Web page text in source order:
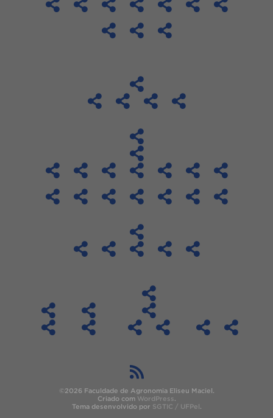
©2026 Faculdade de Agronomia Eliseu Maciel.
Criado com WordPress.
Tema desenvolvido por SGTIC / UFPel.